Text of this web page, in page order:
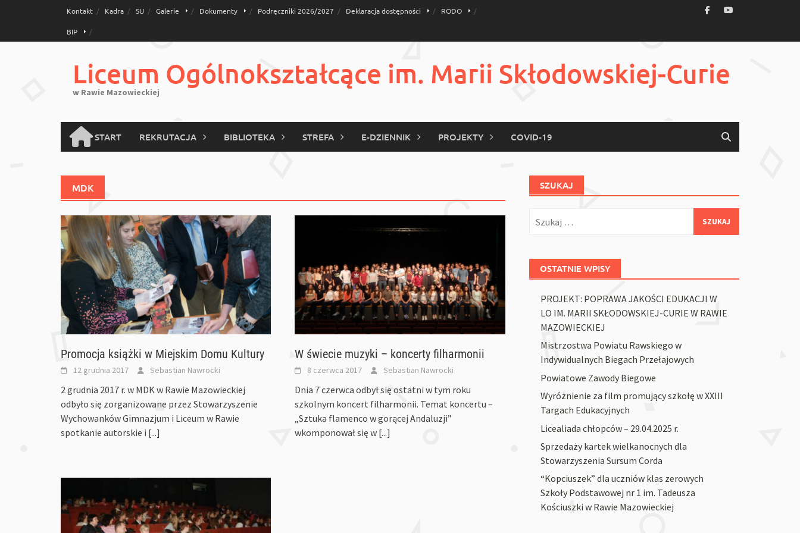
Kontakt Kadra SU Galerie Dokumenty Podręczniki 2026/2027 Deklaracja dostępności RODO
BIP
Liceum Ogólnokształcące im. Marii Skłodowskiej-Curie
w Rawie Mazowieckiej
START REKRUTACJA BIBLIOTEKA STREFA E-DZIENNIK PROJEKTY COVID-19
MDK
Promocja książki w Miejskim Domu Kultury
12 grudnia 2017 Sebastian Nawrocki
2 grudnia 2017 r. w MDK w Rawie Mazowieckiej
odbyło się zorganizowane przez Stowarzyszenie
Wychowanków Gimnazjum i Liceum w Rawie
spotkanie autorskie i [...]
W świecie muzyki – koncerty filharmonii
8 czerwca 2017 Sebastian Nawrocki
Dnia 7 czerwca odbył się ostatni w tym roku
szkolnym koncert filharmonii. Temat koncertu –
„Sztuka flamenco w gorącej Andaluzji”
wkomponował się w [...]
SZUKAJ
OSTATNIE WPISY
PROJEKT: POPRAWA JAKOŚCI EDUKACJI W
LO IM. MARII SKŁODOWSKIEJ-CURIE W RAWIE
MAZOWIECKIEJ
Mistrzostwa Powiatu Rawskiego w
Indywidualnych Biegach Przełajowych
Powiatowe Zawody Biegowe
Wyróżnienie za film promujący szkołę w XXIII
Targach Edukacyjnych
Licealiada chłopców – 29.04.2025 r.
Sprzedaży kartek wielkanocnych dla
Stowarzyszenia Sursum Corda
“Kopciuszek” dla uczniów klas zerowych
Szkoły Podstawowej nr 1 im. Tadeusza
Kościuszki w Rawie Mazowieckiej